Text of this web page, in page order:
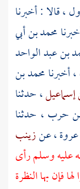
، قالا : أخبرنا
محمد بن أبي
بن عبد الواحد
، أخبرنامحمد بن
، حدثنا
حرب ، حدثنا
عروة، عنزينب
عليه وسلم رأى
فإن بها النظرة